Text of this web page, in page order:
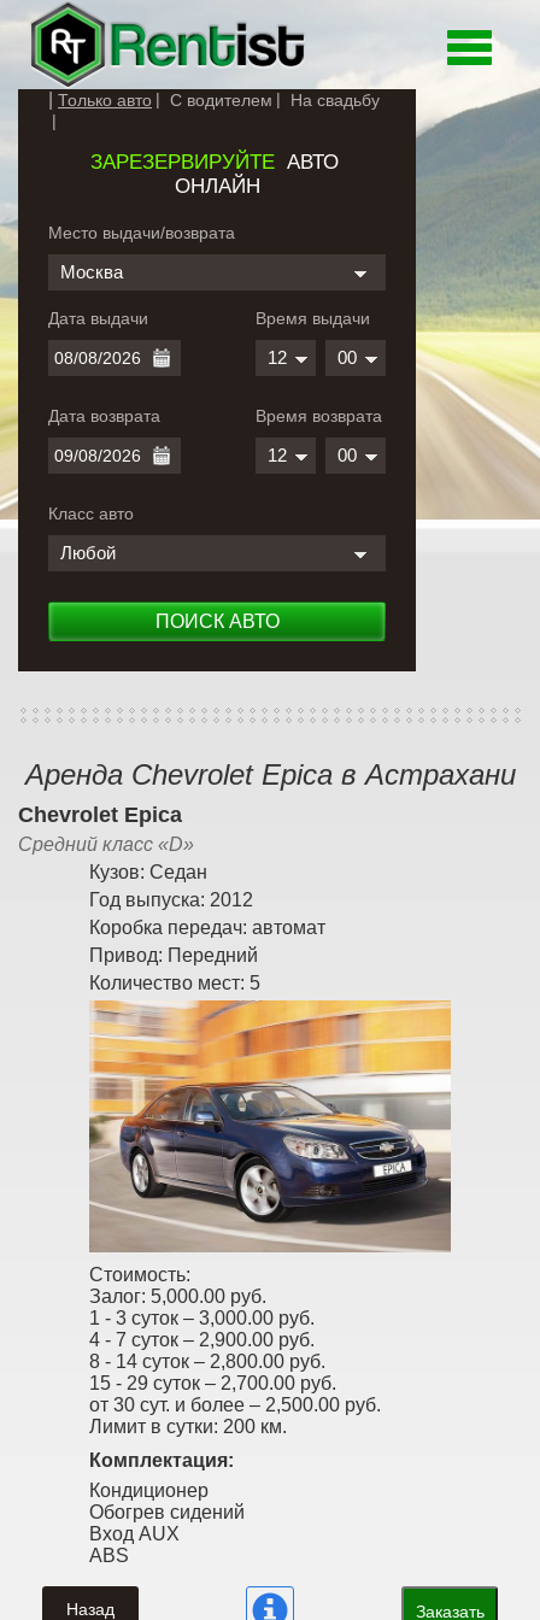
Toggle
Только авто С водителем На свадьбу
ЗАРЕЗЕРВИРУЙТЕАВТО
ОНЛАЙН
Место выдачи/возврата
Москва
Дата выдачи
Дата возврата
Время выдачи
12 00
Время возврата
12 00
Класс авто
Любой
ПОИСК АВТО
Аренда Chevrolet Epica в Астрахани
Chevrolet Epica
Средний класс «D»
Кузов: Седан
Год выпуска: 2012
Коробка передач: автомат
Привод: Передний
Количество мест: 5
Стоимость:
Залог: 5,000.00 руб.
1 - 3 суток – 3,000.00 руб.
4 - 7 суток – 2,900.00 руб.
8 - 14 суток – 2,800.00 руб.
15 - 29 суток – 2,700.00 руб.
от 30 сут. и более – 2,500.00 руб.
Лимит в сутки: 200 км.
Комплектация:
Кондиционер
Обогрев сидений
Вход AUX
ABS
Назад Заказать